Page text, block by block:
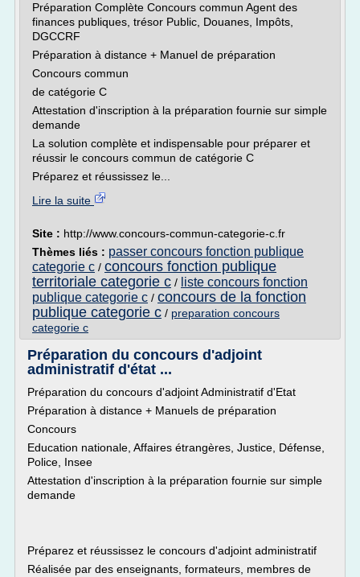
Préparation Complète Concours commun Agent des
finances publiques, trésor Public, Douanes, Impôts,
DGCCRF
Préparation à distance + Manuel de préparation
Concours commun
de catégorie C
Attestation d'inscription à la préparation fournie sur simple
demande
La solution complète et indispensable pour préparer et
réussir le concours commun de catégorie C
Préparez et réussissez le...
Lire la suite
Site : http://www.concours-commun-categorie-c.fr
Thèmes liés : passer concours fonction publique
categorie c / concours fonction publique
territoriale categorie c / liste concours fonction
publique categorie c / concours de la fonction
publique categorie c / preparation concours
categorie c
Préparation du concours d'adjoint
administratif d'état ...
Préparation du concours d'adjoint Administratif d'Etat
Préparation à distance + Manuels de préparation
Concours
Education nationale, Affaires étrangères, Justice, Défense,
Police, Insee
Attestation d'inscription à la préparation fournie sur simple
demande
Préparez et réussissez le concours d'adjoint administratif
Réalisée par des enseignants, formateurs, membres de